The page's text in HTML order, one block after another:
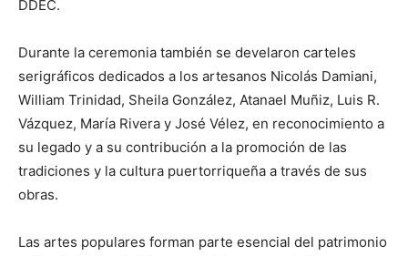
DDEC.
Durante la ceremonia también se develaron carteles
serigráficos dedicados a los artesanos Nicolás Damiani,
William Trinidad, Sheila González, Atanael Muñiz, Luis R.
Vázquez, María Rivera y José Vélez, en reconocimiento a
su legado y a su contribución a la promoción de las
tradiciones y la cultura puertorriqueña a través de sus
obras.
Las artes populares forman parte esencial del patrimonio